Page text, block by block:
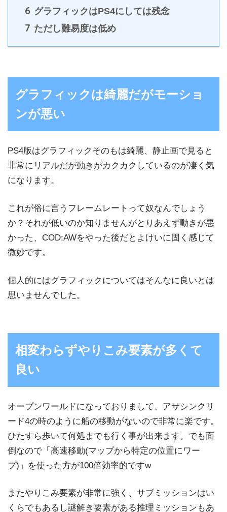
6 グラフィックはPS4にしては残念
7 ただし難易度は低め
グラフィックは綺麗だがモーショ
ンが悪い
PS4版はグラフィックそのもは綺麗、静止画で見ると
非常にリアルだが動きがカクカクしているのが凄く気
になります。
これが俗に言うフレームレートって奴なんでしょう
か？それが低いのか知りませんがとりあえず動きが悪
かった、COD:AWをやった後だとよけいに固く感じて
微妙です。
個人的にはグラフィックについてはそんなに良いとは
思いませんでした。
相変わらずやりこみ要素が多くて
良い
オープンワールドになっておりまして、アサシンクリ
ード4の時のように船の移動がないので非常に楽です。
ひたすら歩いて何処までも行く事が出来ます。でも面
倒なので「高速移動(マップから特定の位置にワー
プ)」を使った方が100倍効率的ですw
またやりこみ要素が非常に強く、サブミッションはい
くらでもあるし謎解き要素がある推理ミッションもあ